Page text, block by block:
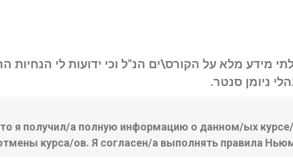
מידע מלא על הקורס\ים הנ"ל וכי ידועות לי הנחיות
ניומן סנטר.
я получил/а полную информацию о данном/ых
курса/ов. Я согласен/а выполнять правила